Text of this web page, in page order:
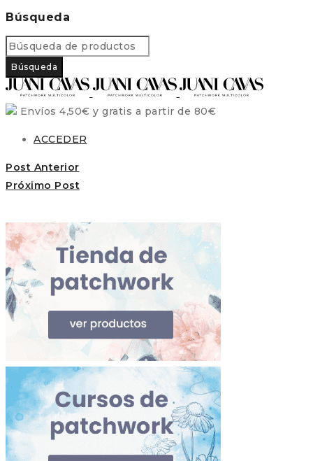
Búsqueda
Envíos 4,50€ y gratis a partir de 80€
ACCEDER
Post Anterior
Próximo Post